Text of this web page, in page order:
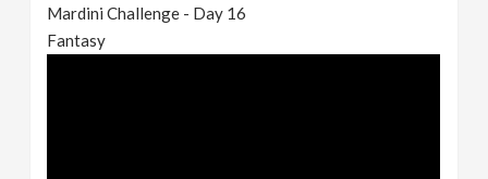
Mardini Challenge - Day 16
Fantasy